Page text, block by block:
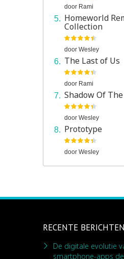
door Rami
Homeworld
Collection
door Wesley
The Last of Us
door Rami
Shadow Of
door Wesley
Prototype
door Wesley
RECENTE BERICHTEN
De digitale evolutie
smartphone-apps